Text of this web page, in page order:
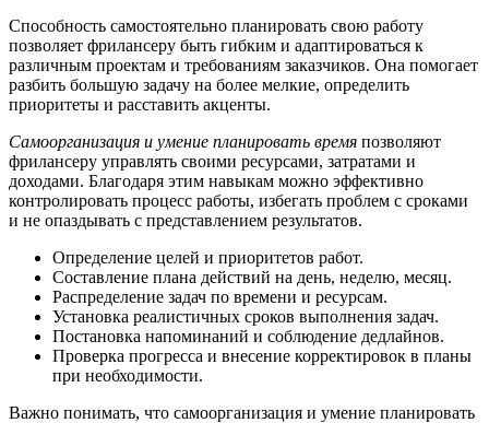
Способность самостоятельно планировать свою работу
позволяет фрилансеру быть гибким и адаптироваться к
различным проектам и требованиям заказчиков. Она помогает
разбить большую задачу на более мелкие, определить
приоритеты и расставить акценты.
Самоорганизация и умение планировать время позволяют
фрилансеру управлять своими ресурсами, затратами и
доходами. Благодаря этим навыкам можно эффективно
контролировать процесс работы, избегать проблем с сроками
и не опаздывать с представлением результатов.
Определение целей и приоритетов работ.
Составление плана действий на день, неделю, месяц.
Распределение задач по времени и ресурсам.
Установка реалистичных сроков выполнения задач.
Постановка напоминаний и соблюдение дедлайнов.
Проверка прогресса и внесение корректировок в планы
при необходимости.
Важно понимать, что самоорганизация и умение планировать